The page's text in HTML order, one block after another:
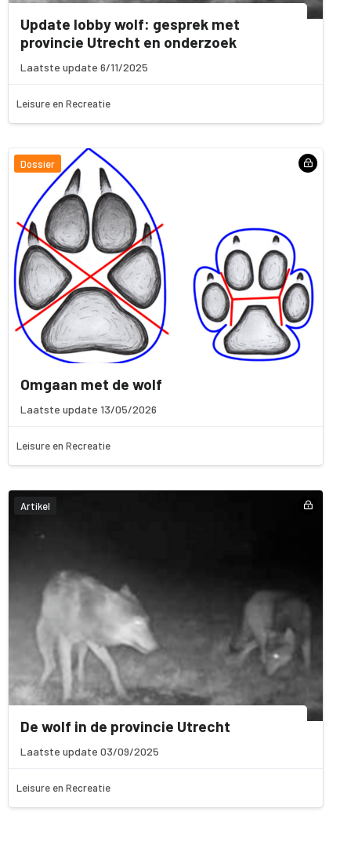
Update lobby wolf: gesprek met
provincie Utrecht en onderzoek
Laatste update 6/11/2025
Leisure en Recreatie
Dossier
Omgaan met de wolf
Laatste update 13/05/2026
Leisure en Recreatie
Artikel
De wolf in de provincie Utrecht
Laatste update 03/09/2025
Leisure en Recreatie